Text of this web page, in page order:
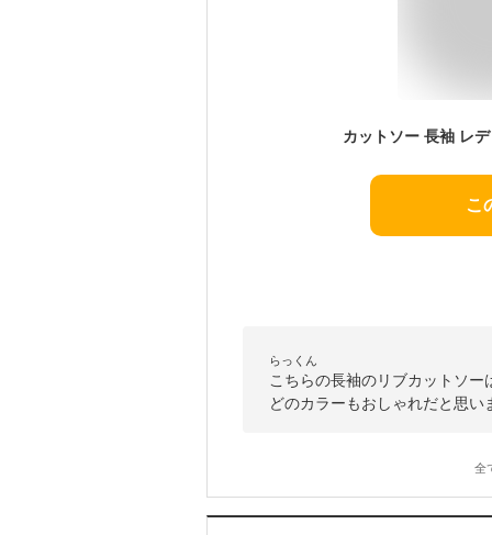
こ
らっくん
こちらの長袖のリブカットソ
どのカラーもおしゃれだと思い
全